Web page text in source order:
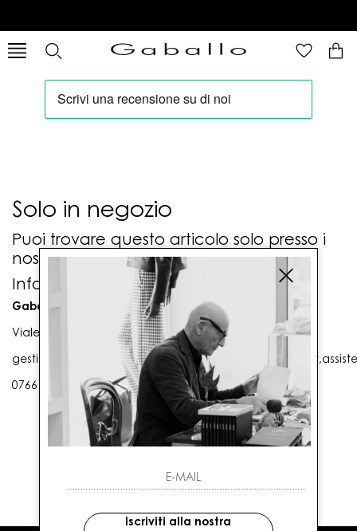
Solo in negozio
Puoi trovare questo articolo solo presso i
nostri punti vendita:
Info contatti
Gaballo Mario srl
Viale G. Matteotti n. 23 00053 Civitavecchia (RM)
0766 25656
Iscriviti alla nostra